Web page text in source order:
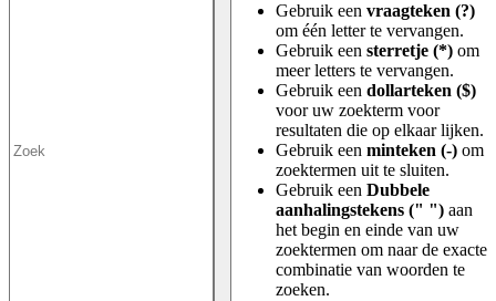
Gebruik een vraagteken (?)
om één letter te vervangen.
Gebruik een sterretje (*) om
meer letters te vervangen.
Gebruik een dollarteken ($)
voor uw zoekterm voor
resultaten die op elkaar lijken.
Gebruik een minteken (-) om
zoektermen uit te sluiten.
Gebruik een Dubbele
aanhalingstekens (" ") aan
het begin en einde van uw
zoektermen om naar de exacte
combinatie van woorden te
zoeken.